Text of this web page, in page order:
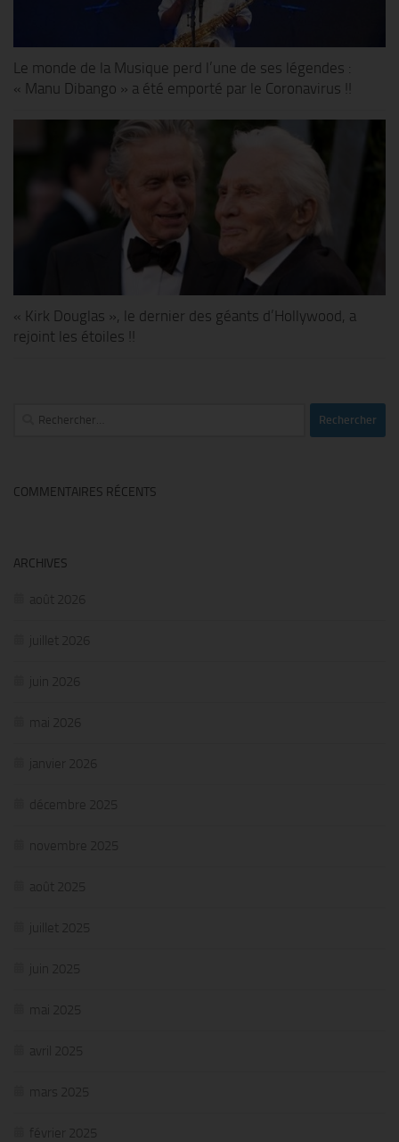
Le monde de la Musique perd l’une de ses légendes :
« Manu Dibango » a été emporté par le Coronavirus !!
« Kirk Douglas », le dernier des géants d’Hollywood, a
rejoint les étoiles !!
Rechercher :
COMMENTAIRES RÉCENTS
ARCHIVES
août 2026
juillet 2026
juin 2026
mai 2026
janvier 2026
décembre 2025
novembre 2025
août 2025
juillet 2025
juin 2025
mai 2025
avril 2025
mars 2025
février 2025